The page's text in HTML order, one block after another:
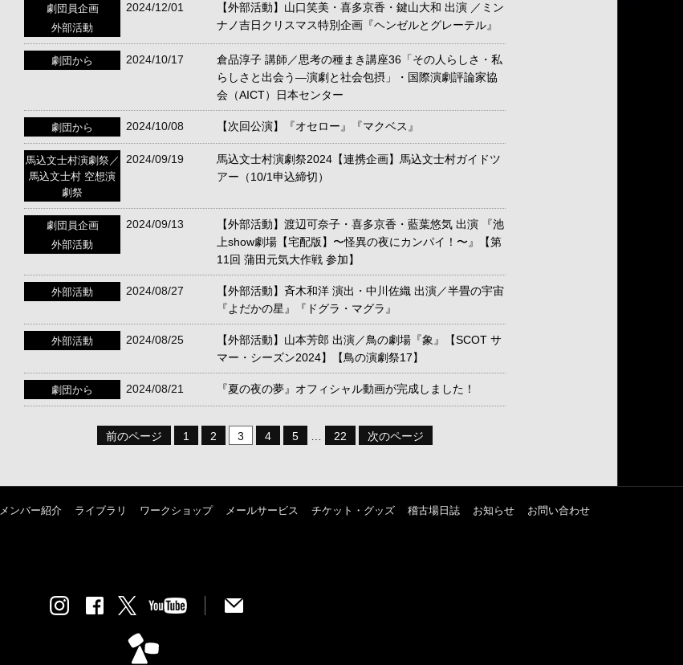
【外部活動】山口笑美・喜多京香・鍵山大和 出演 ／ミン
ナノ吉日クリスマス特別企画『ヘンゼルとグレーテル』
劇団員企画
外部活動
2024/12/01
倉品淳子 講師／思考の種まき講座36「その人らしさ・私
らしさと出会う―演劇と社会包摂」・国際演劇評論家協
会（AICT）日本センター
劇団から 2024/10/17
【次回公演】『オセロー』『マクベス』
劇団から 2024/10/08
馬込文士村演劇祭2024【連携企画】馬込文士村ガイドツ
アー（10/1申込締切）
馬込文士村演劇祭／
馬込文士村 空想演
劇祭
2024/09/19
【外部活動】渡辺可奈子・喜多京香・藍葉悠気 出演 『池
上show劇場【宅配版】〜怪異の夜にカンパイ！〜』【第
11回 蒲田元気大作戦 参加】
劇団員企画
外部活動
2024/09/13
【外部活動】斉木和洋 演出・中川佐織 出演／半畳の宇宙
『よだかの星』『ドグラ・マグラ』
外部活動 2024/08/27
【外部活動】山本芳郎 出演／鳥の劇場『象』【SCOT サ
マー・シーズン2024】【鳥の演劇祭17】
外部活動 2024/08/25
『夏の夜の夢』オフィシャル動画が完成しました！
劇団から 2024/08/21
前のページ 1 2 3 4 5 22 次のページ
メンバー紹介 ライブラリ ワークショップ メールサービス チケット・グッズ 稽古場日誌 お知らせ お問い合わせ